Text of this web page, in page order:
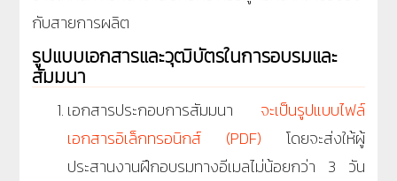
กับสายการผลิต
รูปแบบเอกสารและวุฒิบัตรในการอบรมและ
สัมมนา
เอกสารประกอบการสัมมนา จะเป็นรูปแบบไฟล์
เอกสารอิเล็กทรอนิกส์ (PDF) โดยจะส่งให้ผู้
ประสานงานฝึกอบรมทางอีเมลไม่น้อยกว่า 3 วัน